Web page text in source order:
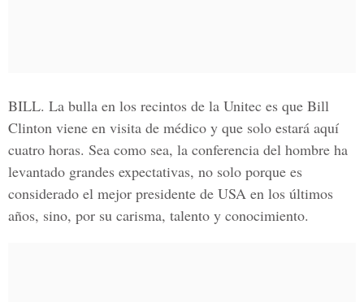
BILL. La bulla en los recintos de la Unitec es que Bill
Clinton viene en visita de médico y que solo estará aquí
cuatro horas. Sea como sea, la conferencia del hombre ha
levantado grandes expectativas, no solo porque es
considerado el mejor presidente de USA en los últimos
años, sino, por su carisma, talento y conocimiento.